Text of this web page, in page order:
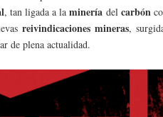
, tan ligada a laminería del carbón
reivindicaciones mineras,
de plena actualidad.